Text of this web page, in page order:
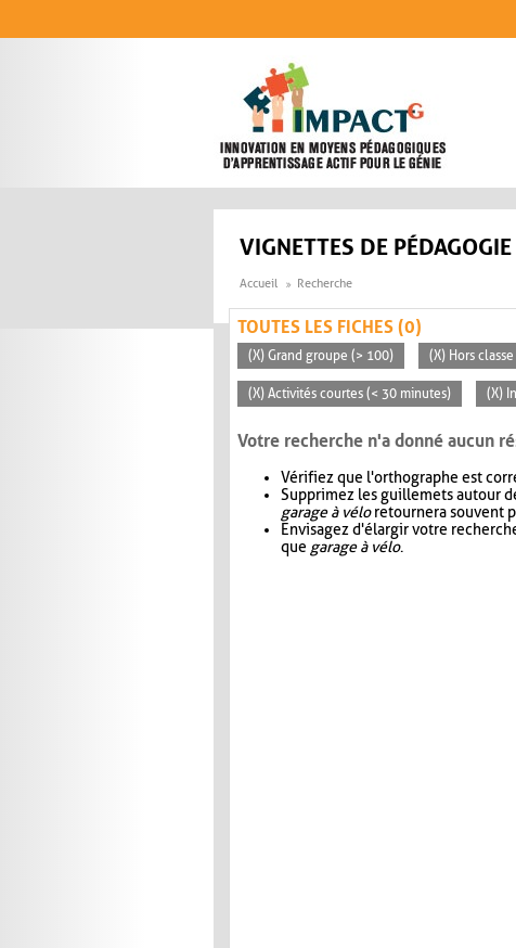
VIGNETTES DE
Accueil Recherche
TOUTES LES FICHES (0)
(X) Grand groupe (> 100) (X) Hors classe
(X) Activités courtes (< 30 minutes) (X)
Votre recherche n'a donné aucun
Vérifiez que l'orthographe est
Supprimez les guillemets autour
garage à véloretournera souvent
Envisagez d'élargir votre
que garage à vélo.